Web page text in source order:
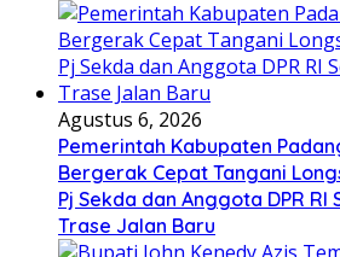
Agustus 6, 2026
Pemerintah Kabupaten
Bergerak Cepat Tangani
Pj Sekda dan Anggota DPR
Trase Jalan Baru